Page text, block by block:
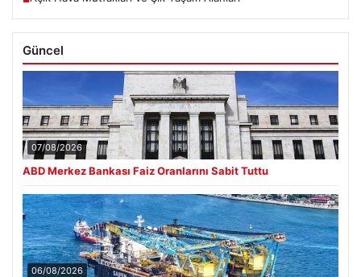
Güncel
07/08/2026
ABD Merkez Bankası Faiz Oranlarını Sabit Tuttu
06/08/2026